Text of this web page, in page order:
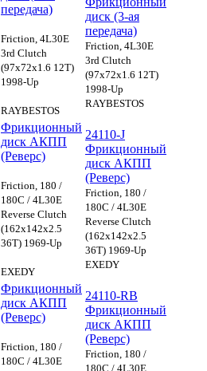
передача)
Friction, 4L30E
3rd Clutch
(97x72x1.6 12T)
1998-Up
RAYBESTOS
диск (3-ая
передача)
Friction, 4L30E
3rd Clutch
(97x72x1.6 12T)
1998-Up
RAYBESTOS
Фрикционный
диск АКПП
(Реверс)
Friction, 180 /
180C / 4L30E
Reverse Clutch
(162x142x2.5
36T) 1969-Up
EXEDY
24110-J
Фрикционный
диск АКПП
(Реверс)
Friction, 180 /
180C / 4L30E
Reverse Clutch
(162x142x2.5
36T) 1969-Up
EXEDY
Фрикционный
диск АКПП
(Реверс)
Friction, 180 /
180C / 4L30E
24110-RB
Фрикционный
диск АКПП
(Реверс)
Friction, 180 /
180C / 4L30E